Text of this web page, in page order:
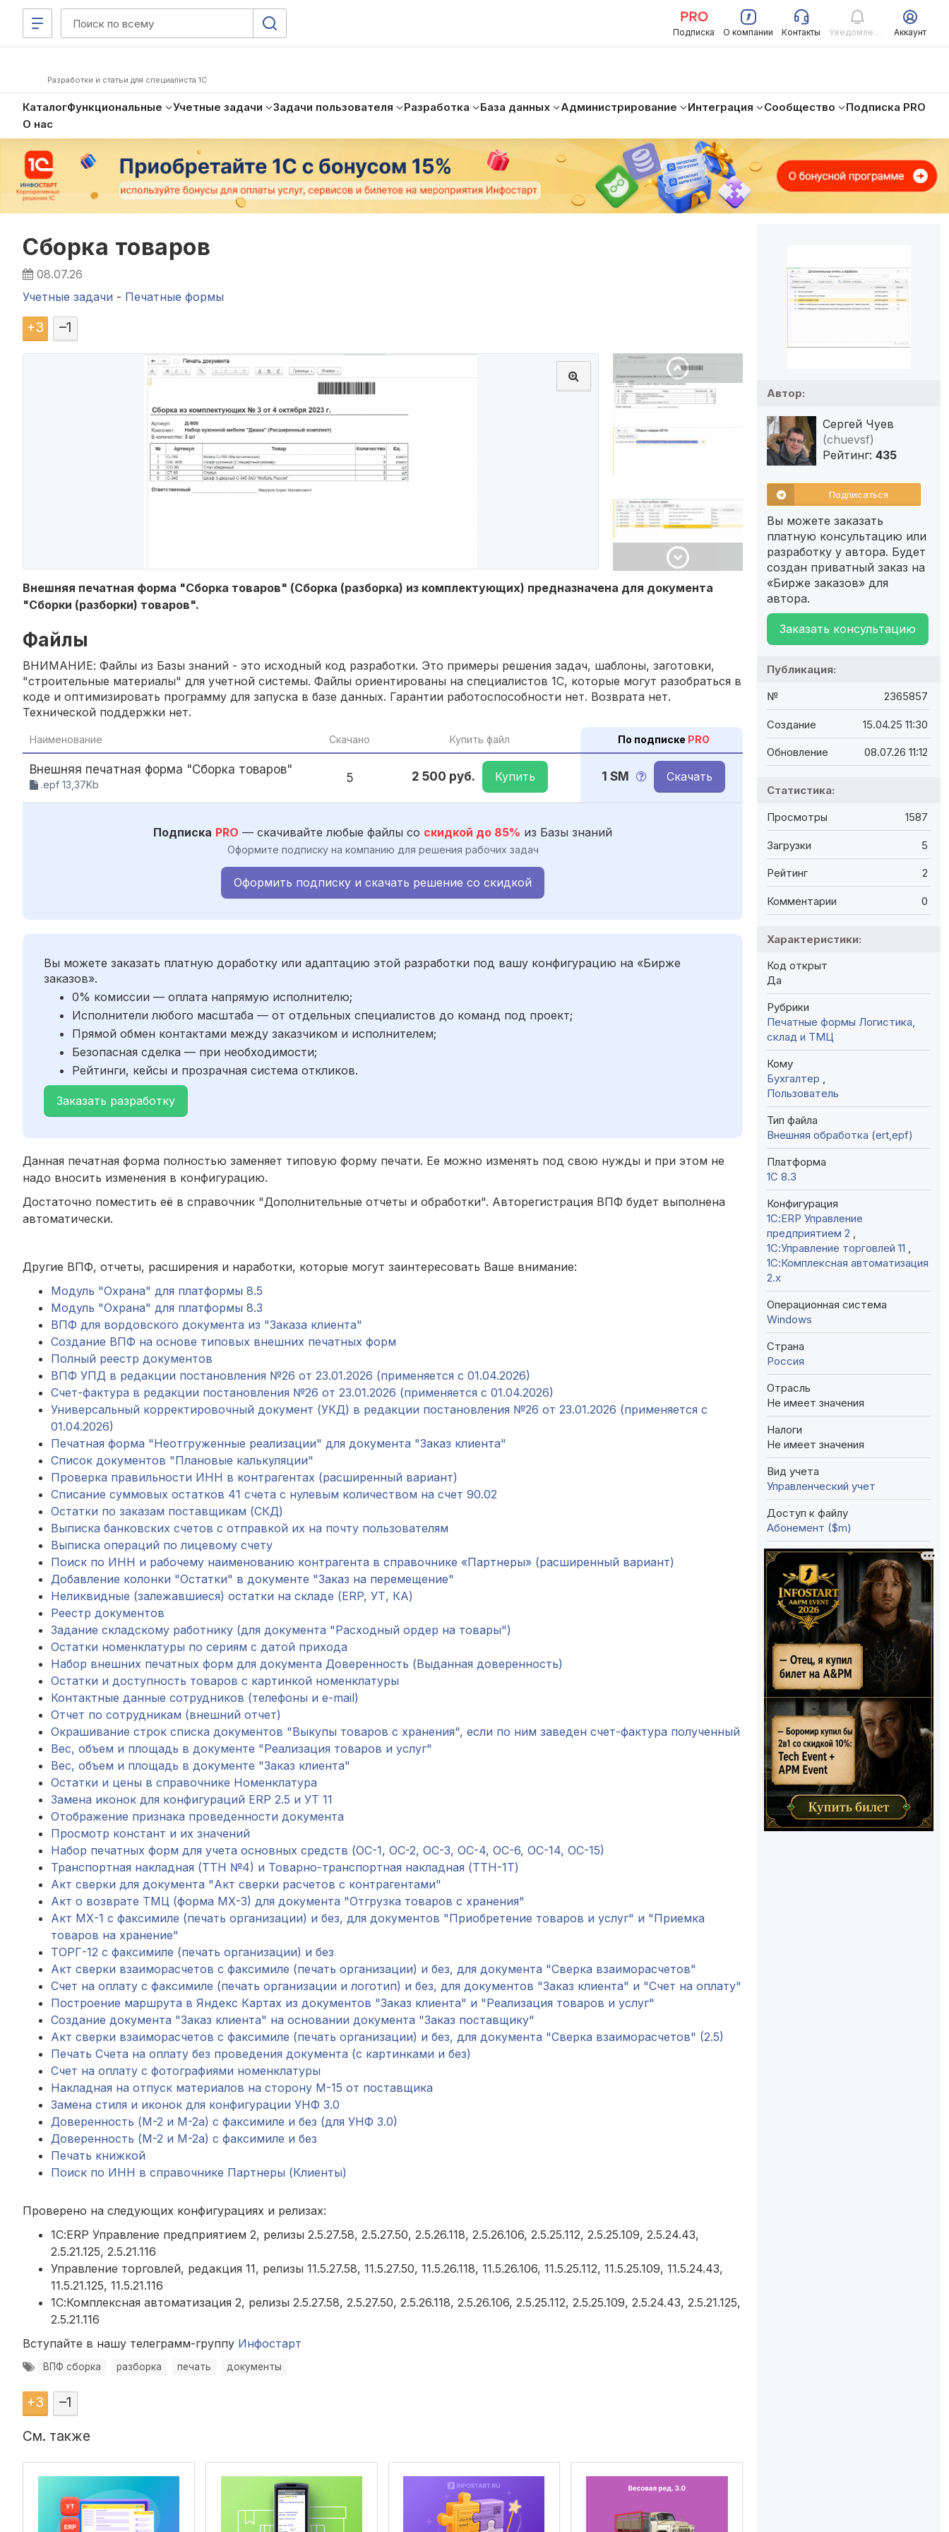
Подписка О компании Контакты Уведомления Аккаунт
Разработки и статьи для специалиста 1С
КаталогФункциональные Учетные задачи Задачи пользователя Разработка База данных Администрирование Интеграция Сообщество
Подписка PRO
О нас
Сборка товаров
08.07.26
Учетные задачи - Печатные формы
+3 –1
Внешняя печатная форма "Сборка товаров" (Сборка (разборка) из комплектующих) предназначена для документа
"Сборки (разборки) товаров".
Файлы
ВНИМАНИЕ: Файлы из Базы знаний - это исходный код разработки. Это примеры решения задач, шаблоны, заготовки,
"строительные материалы" для учетной системы. Файлы ориентированы на специалистов 1С, которые могут разобраться в
коде и оптимизировать программу для запуска в базе данных. Гарантии работоспособности нет. Возврата нет.
Технической поддержки нет.
Наименование Скачано Купить файл По подписке PRO
Внешняя печатная форма "Сборка товаров"
.epf 13,37Kb 5 2 500 руб. Купить 1 SM Скачать
Подписка PRO — скачивайте любые файлы со скидкой до 85% из Базы знаний
Оформите подписку на компанию для решения рабочих задач
Оформить подписку и скачать решение со скидкой
Вы можете заказать платную доработку или адаптацию этой разработки под вашу конфигурацию на «Бирже
заказов».
0% комиссии — оплата напрямую исполнителю;
Исполнители любого масштаба — от отдельных специалистов до команд под проект;
Прямой обмен контактами между заказчиком и исполнителем;
Безопасная сделка — при необходимости;
Рейтинги, кейсы и прозрачная система откликов.
Заказать разработку
Данная печатная форма полностью заменяет типовую форму печати. Ее можно изменять под свою нужды и при этом не
надо вносить изменения в конфигурацию.
Достаточно поместить её в справочник "Дополнительные отчеты и обработки". Авторегистрация ВПФ будет выполнена
автоматически.
Другие ВПФ, отчеты, расширения и наработки, которые могут заинтересовать Ваше внимание:
Модуль "Охрана" для платформы 8.5
Модуль "Охрана" для платформы 8.3
ВПФ для вордовского документа из "Заказа клиента"
Создание ВПФ на основе типовых внешних печатных форм
Полный реестр документов
ВПФ УПД в редакции постановления №26 от 23.01.2026 (применяется с 01.04.2026)
Счет-фактура в редакции постановления №26 от 23.01.2026 (применяется с 01.04.2026)
Универсальный корректировочный документ (УКД) в редакции постановления №26 от 23.01.2026 (применяется с
01.04.2026)
Печатная форма "Неотгруженные реализации" для документа "Заказ клиента"
Список документов "Плановые калькуляции"
Проверка правильности ИНН в контрагентах (расширенный вариант)
Списание суммовых остатков 41 счета с нулевым количеством на счет 90.02
Остатки по заказам поставщикам (СКД)
Выписка банковских счетов с отправкой их на почту пользователям
Выписка операций по лицевому счету
Поиск по ИНН и рабочему наименованию контрагента в справочнике «Партнеры» (расширенный вариант)
Добавление колонки "Остатки" в документе "Заказ на перемещение"
Неликвидные (залежавшиеся) остатки на складе (ERP, УТ, КА)
Реестр документов
Задание складскому работнику (для документа "Расходный ордер на товары")
Остатки номенклатуры по сериям с датой прихода
Набор внешних печатных форм для документа Доверенность (Выданная доверенность)
Остатки и доступность товаров с картинкой номенклатуры
Контактные данные сотрудников (телефоны и e-mail)
Отчет по сотрудникам (внешний отчет)
Окрашивание строк списка документов "Выкупы товаров с хранения", если по ним заведен счет-фактура полученный
Вес, объем и площадь в документе "Реализация товаров и услуг"
Вес, объем и площадь в документе "Заказ клиента"
Остатки и цены в справочнике Номенклатура
Замена иконок для конфигураций ERP 2.5 и УТ 11
Отображение признака проведенности документа
Просмотр констант и их значений
Набор печатных форм для учета основных средств (ОС-1, ОС-2, ОС-3, ОС-4, ОС-6, ОС-14, ОС-15)
Транспортная накладная (ТТН №4) и Товарно-транспортная накладная (ТТН-1Т)
Акт сверки для документа "Акт сверки расчетов с контрагентами"
Акт о возврате ТМЦ (форма МХ-3) для документа "Отгрузка товаров с хранения"
Акт МХ-1 с факсимиле (печать организации) и без, для документов "Приобретение товаров и услуг" и "Приемка
товаров на хранение"
ТОРГ-12 с факсимиле (печать организации) и без
Акт сверки взаиморасчетов с факсимиле (печать организации) и без, для документа "Сверка взаиморасчетов"
Счет на оплату с факсимиле (печать организации и логотип) и без, для документов "Заказ клиента" и "Счет на оплату"
Построение маршрута в Яндекс Картах из документов "Заказ клиента" и "Реализация товаров и услуг"
Создание документа "Заказ клиента" на основании документа "Заказ поставщику"
Акт сверки взаиморасчетов с факсимиле (печать организации) и без, для документа "Сверка взаиморасчетов" (2.5)
Печать Счета на оплату без проведения документа (с картинками и без)
Счет на оплату с фотографиями номенклатуры
Накладная на отпуск материалов на сторону М-15 от поставщика
Замена стиля и иконок для конфигурации УНФ 3.0
Доверенность (М-2 и М-2а) с факсимиле и без (для УНФ 3.0)
Доверенность (М-2 и М-2а) с факсимиле и без
Печать книжкой
Поиск по ИНН в справочнике Партнеры (Клиенты)
Проверено на следующих конфигурациях и релизах:
1С:ERP Управление предприятием 2, релизы 2.5.27.58, 2.5.27.50, 2.5.26.118, 2.5.26.106, 2.5.25.112, 2.5.25.109, 2.5.24.43,
2.5.21.125, 2.5.21.116
Управление торговлей, редакция 11, релизы 11.5.27.58, 11.5.27.50, 11.5.26.118, 11.5.26.106, 11.5.25.112, 11.5.25.109, 11.5.24.43,
11.5.21.125, 11.5.21.116
1С:Комплексная автоматизация 2, релизы 2.5.27.58, 2.5.27.50, 2.5.26.118, 2.5.26.106, 2.5.25.112, 2.5.25.109, 2.5.24.43, 2.5.21.125,
2.5.21.116
Вступайте в нашу телеграмм-группу Инфостарт
ВПФ сборка разборка печать документы
+3 –1
См. также
Автор:
Сергей Чуев
(chuevsf)
Рейтинг: 435
Подписаться
Вы можете заказать
платную консультацию или
разработку у автора. Будет
создан приватный заказ на
«Бирже заказов» для
автора.
Заказать консультацию
Публикация:
№ 2365857
Создание 15.04.25 11:30
Обновление 08.07.26 11:12
Статистика:
Просмотры 1587
Загрузки 5
Рейтинг 2
Комментарии 0
Характеристики:
Код открыт
Да
Рубрики
Печатные формы Логистика,
склад и ТМЦ
Кому
Бухгалтер
Пользователь
Тип файла
Внешняя обработка (ert,epf)
Платформа
1С 8.3
Конфигурация
1С:ERP Управление
предприятием 2
1С:Управление торговлей 11
1С:Комплексная автоматизация
2.х
Операционная система
Windows
Страна
Россия
Отрасль
Не имеет значения
Налоги
Не имеет значения
Вид учета
Управленческий учет
Доступ к файлу
Абонемент ($m)